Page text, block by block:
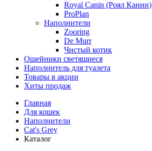
Royal Canin (Роял Канин)
ProPlan
Наполнители
Zooring
De Murr
Чистый котик
Ошейники светящиеся
Наполнитель для туалета
Товары в акции
Хиты продаж
Главная
Для кошек
Наполнители
Cat's Grey
Каталог